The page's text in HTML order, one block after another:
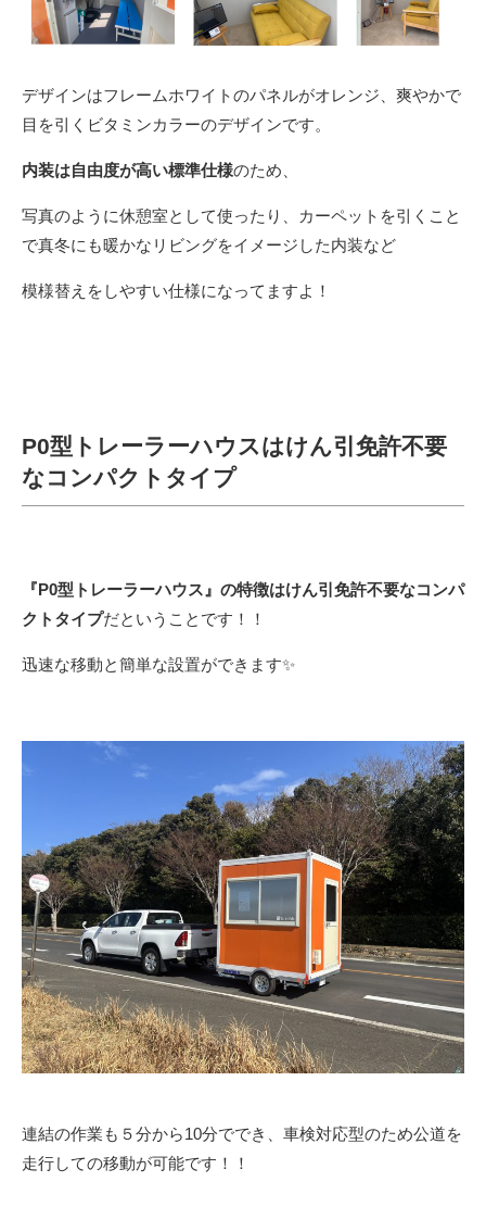
デザインはフレームホワイトのパネルがオレンジ、爽やかで
目を引くビタミンカラーのデザインです。
内装は自由度が高い標準仕様のため、
写真のように休憩室として使ったり、カーペットを引くこと
で真冬にも暖かなリビングをイメージした内装など
模様替えをしやすい仕様になってますよ！
P0型トレーラーハウスはけん引免許不要
なコンパクトタイプ
『P0型トレーラーハウス』の特徴はけん引免許不要なコンパ
クトタイプだということです！！
迅速な移動と簡単な設置ができます✨
連結の作業も５分から10分ででき、車検対応型のため公道を
走行しての移動が可能です！！